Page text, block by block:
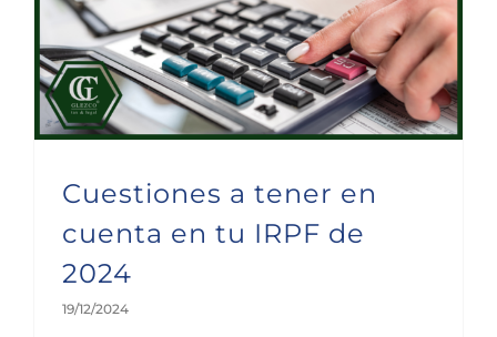
Cuestiones a tener en
cuenta en tu IRPF de
2024
19/12/2024